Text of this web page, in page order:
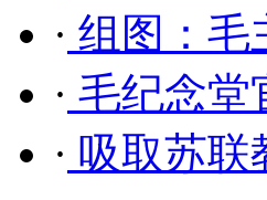
· 组图：毛
· 毛纪念堂
· 吸取苏联